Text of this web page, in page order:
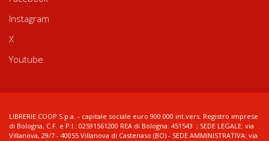
Instagram
X
Youtube
LIBRERIE.COOP S.p.a. - capitale sociale euro 900.000 int.vers. Registro imprese
di Bologna, C.F. e P.I.: 02591561200 REA di Bologna: 451543 ; SEDE LEGALE: via
Villanova, 29/7 - 40055 Villanova di Castenaso (BO) - SEDE AMMINISTRATIVA: via